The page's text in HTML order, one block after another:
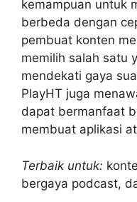
kemampuan untuk
berbeda dengan
pembuat konten
memilih salah satu
mendekati gaya
PlayHT juga
dapat bermanfaat
membuat aplikasi
Terbaik untuk:
bergaya podcast,